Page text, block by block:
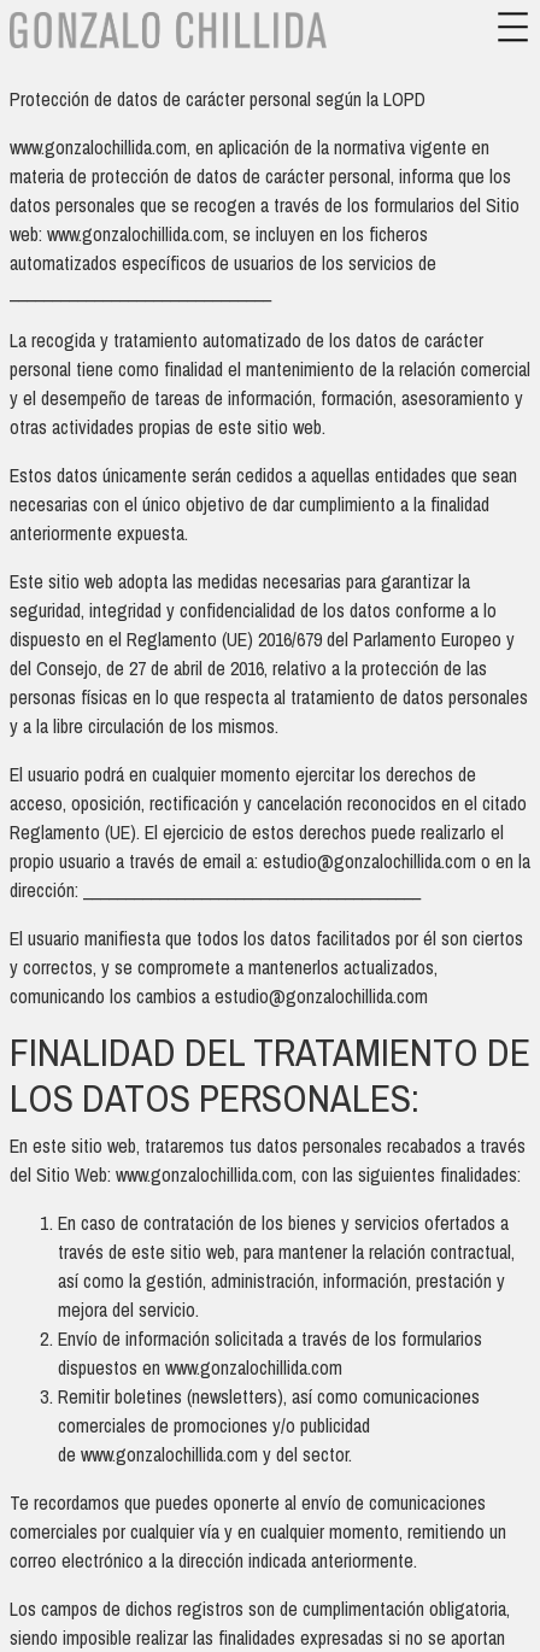
Protección de datos de carácter personal según la LOPD
www.gonzalochillida.com, en aplicación de la normativa vigente en
materia de protección de datos de carácter personal, informa que los
datos personales que se recogen a través de los formularios del Sitio
web: www.gonzalochillida.com, se incluyen en los ficheros
automatizados específicos de usuarios de los servicios de
La recogida y tratamiento automatizado de los datos de carácter
personal tiene como finalidad el mantenimiento de la relación comercial
y el desempeño de tareas de información, formación, asesoramiento y
otras actividades propias de este sitio web.
Estos datos únicamente serán cedidos a aquellas entidades que sean
necesarias con el único objetivo de dar cumplimiento a la finalidad
anteriormente expuesta.
Este sitio web adopta las medidas necesarias para garantizar la
seguridad, integridad y confidencialidad de los datos conforme a lo
dispuesto en el Reglamento (UE) 2016/679 del Parlamento Europeo y
del Consejo, de 27 de abril de 2016, relativo a la protección de las
personas físicas en lo que respecta al tratamiento de datos personales
y a la libre circulación de los mismos.
El usuario podrá en cualquier momento ejercitar los derechos de
acceso, oposición, rectificación y cancelación reconocidos en el citado
Reglamento (UE). El ejercicio de estos derechos puede realizarlo el
propio usuario a través de email a: estudio@gonzalochillida.com o en la
dirección: ________________________________________
El usuario manifiesta que todos los datos facilitados por él son ciertos
y correctos, y se compromete a mantenerlos actualizados,
comunicando los cambios a estudio@gonzalochillida.com
FINALIDAD DEL TRATAMIENTO DE
LOS DATOS PERSONALES:
En este sitio web, trataremos tus datos personales recabados a través
del Sitio Web: www.gonzalochillida.com, con las siguientes finalidades:
En caso de contratación de los bienes y servicios ofertados a
través de este sitio web, para mantener la relación contractual,
así como la gestión, administración, información, prestación y
mejora del servicio.
Envío de información solicitada a través de los formularios
dispuestos en www.gonzalochillida.com
Remitir boletines (newsletters), así como comunicaciones
comerciales de promociones y/o publicidad
de www.gonzalochillida.com y del sector.
Te recordamos que puedes oponerte al envío de comunicaciones
comerciales por cualquier vía y en cualquier momento, remitiendo un
correo electrónico a la dirección indicada anteriormente.
Los campos de dichos registros son de cumplimentación obligatoria,
siendo imposible realizar las finalidades expresadas si no se aportan